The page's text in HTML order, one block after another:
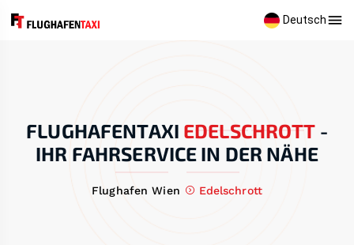
Deutsch
FLUGHAFENTAXI EDELSCHROTT -
IHR FAHRSERVICE IN DER NÄHE
Flughafen Wien Edelschrott